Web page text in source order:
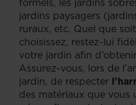
jardins paysagers
ruraux, etc. Quel que
choisissez, restez-lui
votre jardin afin
Assurez-vous, lors de
jardin, de respecter
des matériaux que vous